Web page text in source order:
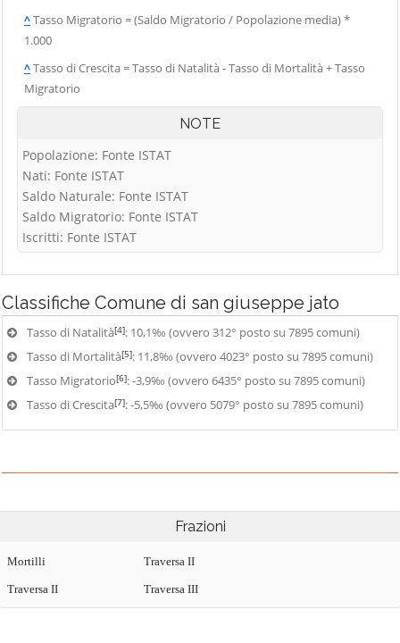
^Tasso Migratorio = (Saldo Migratorio / Popolazione media) *
1.000
^Tasso di Crescita = Tasso di Natalità - Tasso di Mortalità + Tasso
Migratorio
NOTE
Popolazione: Fonte ISTAT
Nati: Fonte ISTAT
Saldo Naturale: Fonte ISTAT
Saldo Migratorio: Fonte ISTAT
Iscritti: Fonte ISTAT
Classifiche Comune di san giuseppe jato
Tasso di Natalità[4]: 10,1‰ (ovvero 312° posto su 7895 comuni)
Tasso di Mortalità[5]: 11,8‰ (ovvero 4023° posto su 7895 comuni)
Tasso Migratorio[6]: -3,9‰ (ovvero 6435° posto su 7895 comuni)
Tasso di Crescita[7]: -5,5‰ (ovvero 5079° posto su 7895 comuni)
Frazioni
Mortilli Traversa II
Traversa II Traversa III